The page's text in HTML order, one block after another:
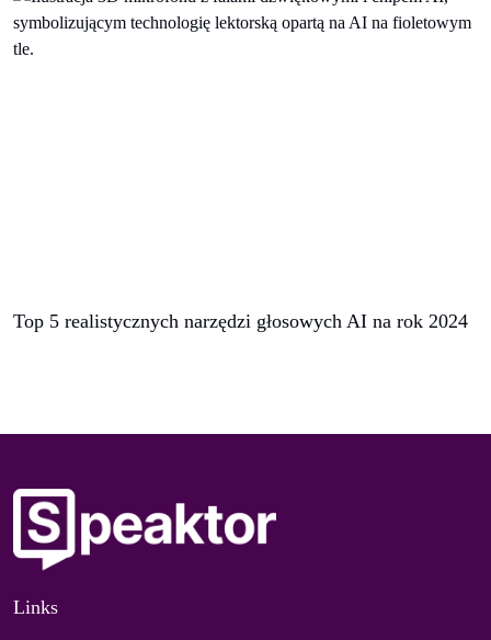
Top 5 realistycznych narzędzi głosowych AI na rok 2024
Links